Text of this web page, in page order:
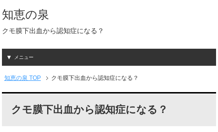
知恵の泉
クモ膜下出血から認知症になる？
メニュー
知恵の泉 TOP クモ膜下出血から認知症になる？
クモ膜下出血から認知症になる？